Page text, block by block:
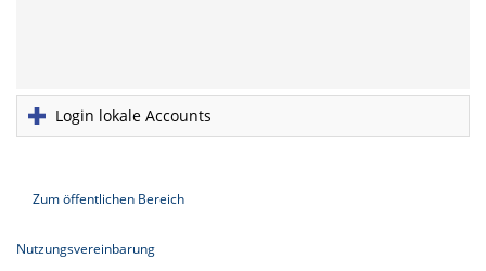
Login lokale Accounts
Zum öffentlichen Bereich
Nutzungsvereinbarung